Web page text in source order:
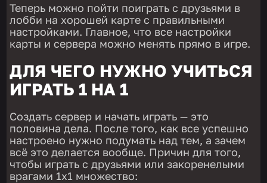
Теперь можно пойти поиграть с друзьями в
лобби на хорошей карте с правильными
настройками. Главное, что все настройки
карты и сервера можно менять прямо в игре.
ДЛЯ ЧЕГО НУЖНО УЧИТЬСЯ
ИГРАТЬ 1 НА 1
Создать сервер и начать играть — это
половина дела. После того, как все успешно
настроено нужно подумать над тем, а зачем
всё это делается вообще. Причин для того,
чтобы играть с друзьями или закоренелыми
врагами 1х1 множество: